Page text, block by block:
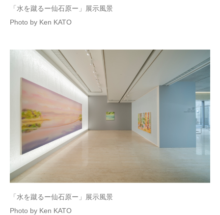
「水を蹴るー仙石原ー」展示風景
Photo by Ken KATO
「水を蹴るー仙石原ー」展示風景
Photo by Ken KATO